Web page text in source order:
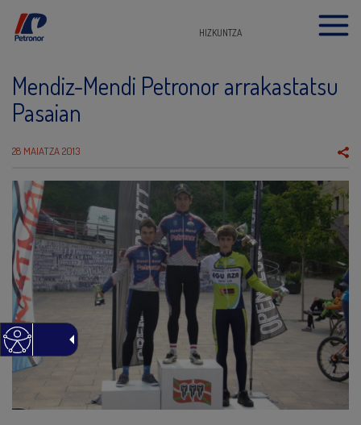
HIZKUNTZA
Mendiz-Mendi Petronor arrakastatsu
Pasaian
28 MAIATZA 2013